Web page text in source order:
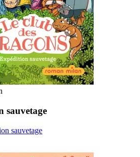
sauvetage
sauvetage